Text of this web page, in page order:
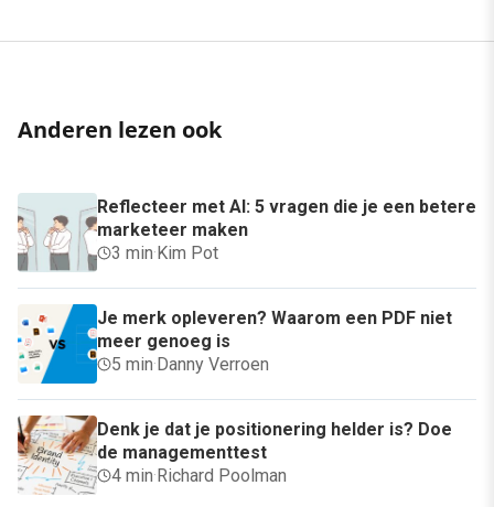
Anderen lezen ook
Reflecteer met AI: 5 vragen die je een betere
marketeer maken
3 min·Kim Pot
Je merk opleveren? Waarom een PDF niet
meer genoeg is
5 min·Danny Verroen
Denk je dat je positionering helder is? Doe
de managementtest
4 min·Richard Poolman